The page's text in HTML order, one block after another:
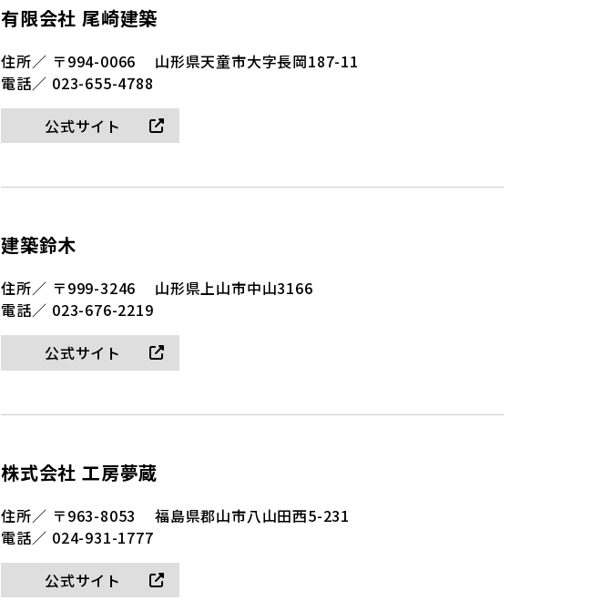
有限会社 尾崎建築
住所／ 〒994-0066
山形県天童市大字長岡187-11
電話／ 023-655-4788
公式サイト
建築鈴木
住所／ 〒999-3246
山形県上山市中山3166
電話／ 023-676-2219
公式サイト
株式会社 工房夢蔵
住所／ 〒963-8053
福島県郡山市八山田西5-231
電話／ 024-931-1777
公式サイト